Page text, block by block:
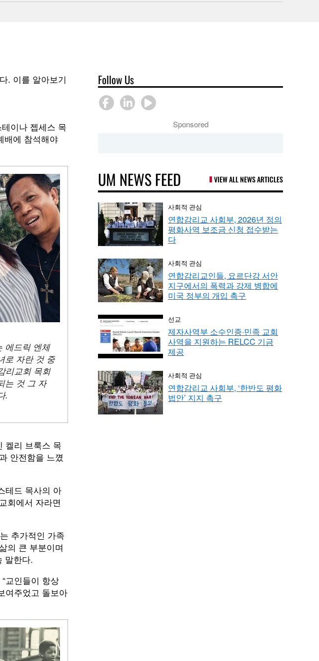
. 이를 알아보기
이나 젭세스 목
배에 참석해야
에드릭 엔체
로 자란 것 중
리교회 목회
는 것 그 자
.
켈리 브룩스 목
안전함을 느꼈
테드 목사의 아
회에서 자라면
추가적인 가족
의 큰 부분이며
말한다.
교인들이 항상
여주었고 돌보아
Follow Us
Sponsored
UM NEWS FEED VIEW ALL NEWS ARTICLES
사회적 관심
연합감리교 사회부, 2026년 정의
평화사역 보조금 신청 접수받는
다
사회적 관심
연합감리교인들, 요르단강 서안
지구에서의 폭력과 강제 병합에
미국 정부의 개입 촉구
선교
제자사역부 소수인종·민족 교회
사역을 지원하는 RELCC 기금
제공
사회적 관심
연합감리교 사회부, ‘한반도 평화
법안’ 지지 촉구